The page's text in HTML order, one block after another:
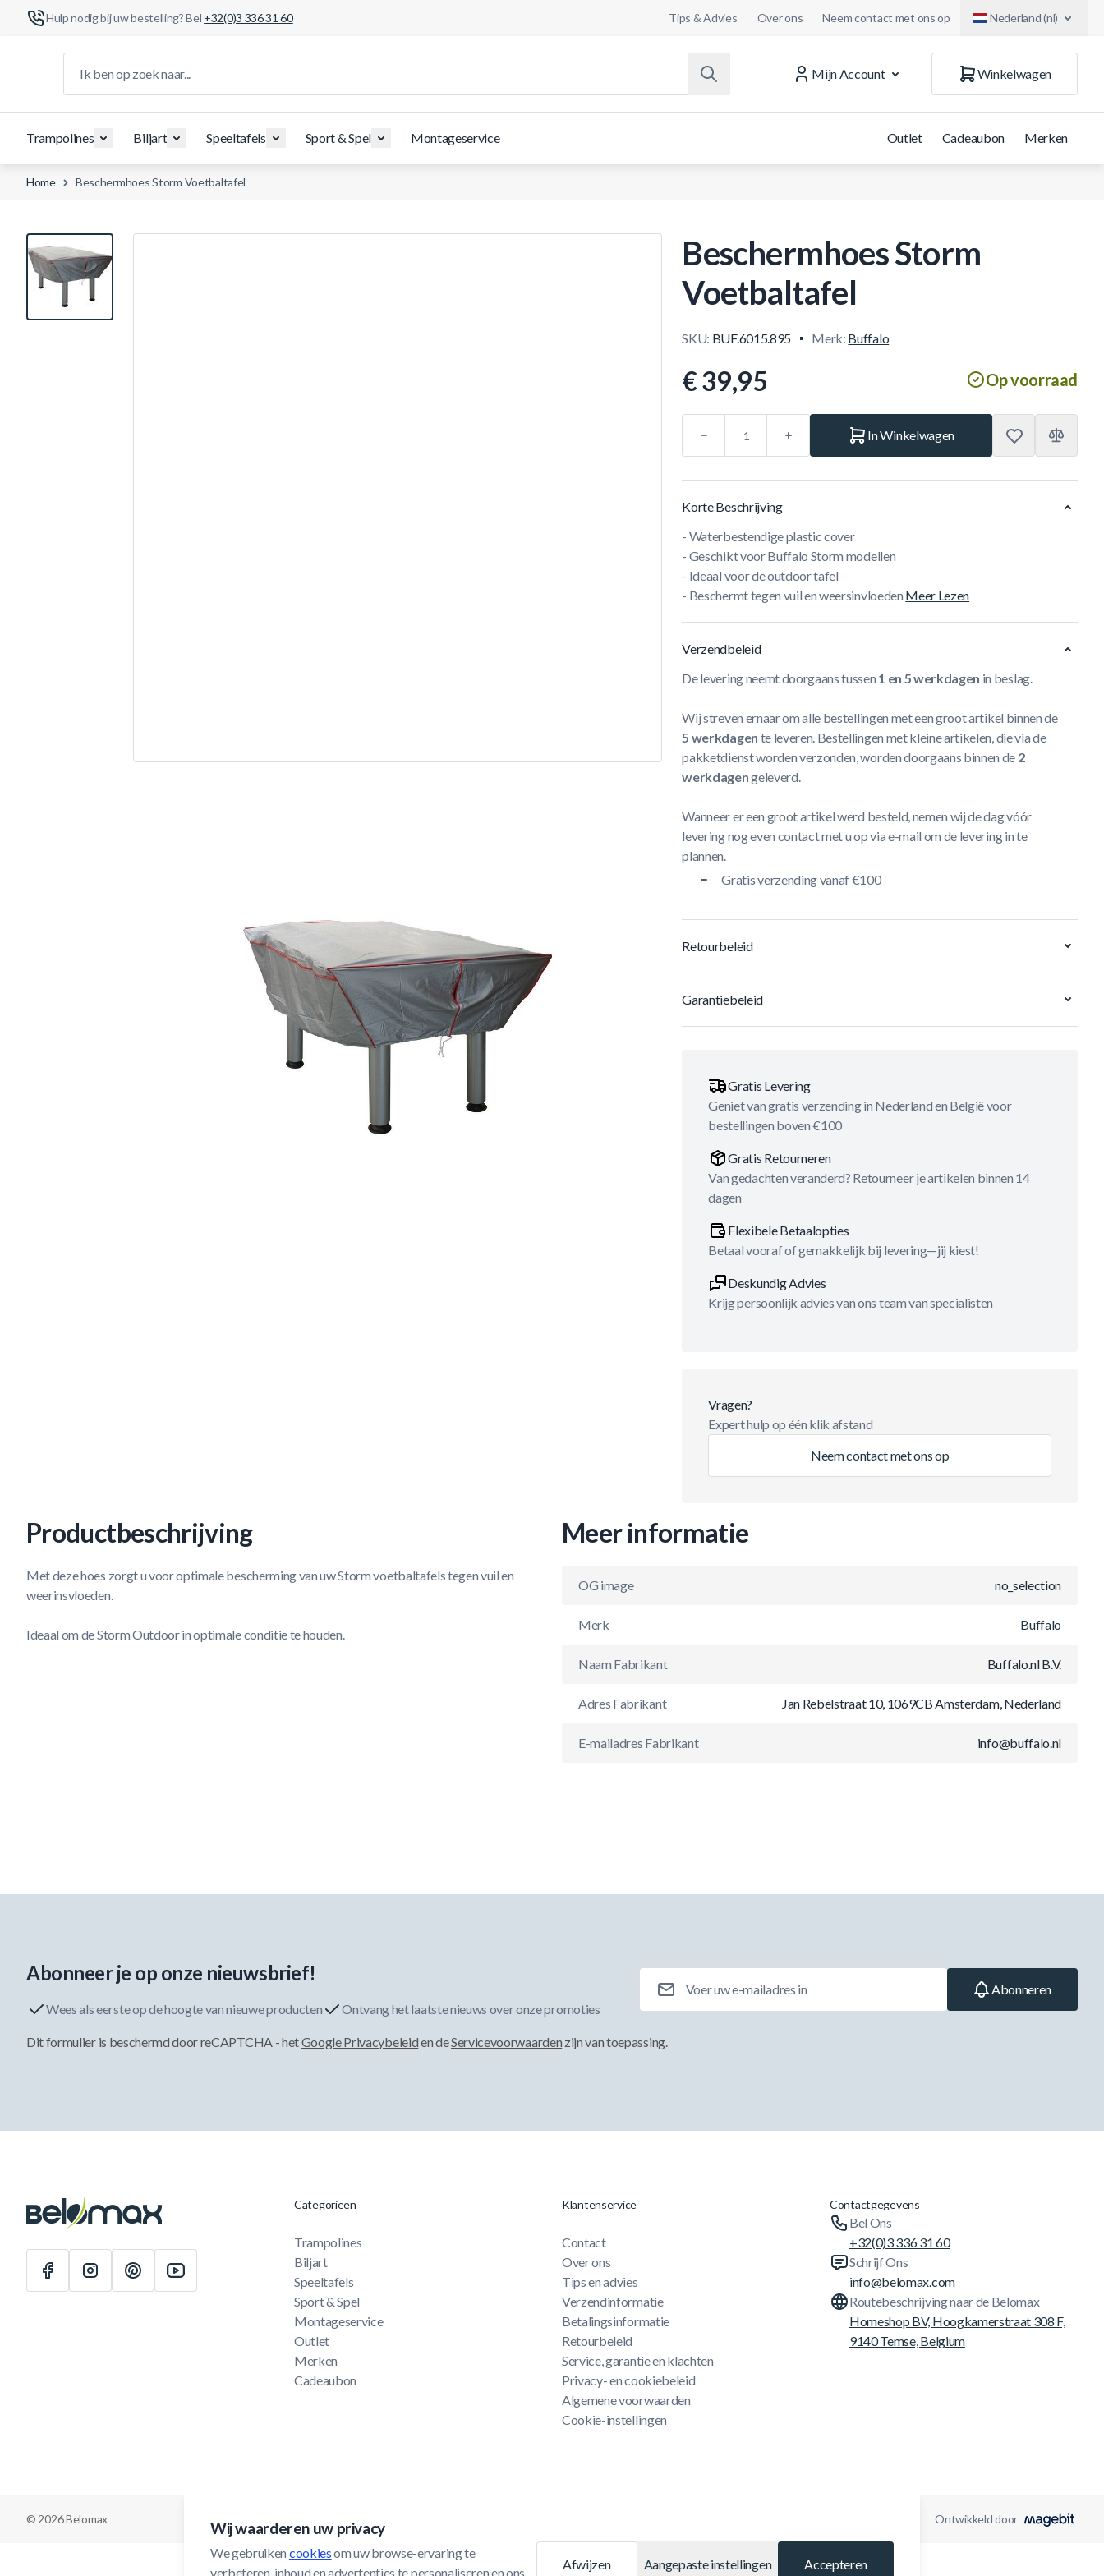
Hulp nodig bij uw bestelling? Bel +32(0)3 336 31 60 Tips & Advies Over ons Neem contact met ons op Nederland (nl)
Mijn Account
Winkelwagen
Trampolines Biljart Speeltafels Sport & Spel Montageservice Outlet Cadeaubon Merken
Home Beschermhoes Storm Voetbaltafel
View larger image
Beschermhoes Storm
Voetbaltafel
SKU: BUF.6015.895 Merk: Buffalo
€ 39,95 Op voorraad
In Winkelwagen
Korte Beschrijving
- Waterbestendige plastic cover
- Geschikt voor Buffalo Storm modellen
- Ideaal voor de outdoor tafel
- Beschermt tegen vuil en weersinvloeden Meer Lezen
Verzendbeleid
De levering neemt doorgaans tussen 1 en 5 werkdagen in beslag.
Wij streven ernaar om alle bestellingen met een groot artikel binnen de
5 werkdagen te leveren. Bestellingen met kleine artikelen, die via de
pakketdienst worden verzonden, worden doorgaans binnen de 2
werkdagengeleverd.
Wanneer er een groot artikel werd besteld, nemen wij de dag vóór
levering nog even contact met u op via e-mail om de levering in te
plannen.
Gratis verzending vanaf €100
Retourbeleid
Garantiebeleid
Gratis Levering
Geniet van gratis verzending in Nederland en België voor
bestellingen boven €100
Gratis Retourneren
Van gedachten veranderd? Retourneer je artikelen binnen 14
dagen
Flexibele Betaalopties
Betaal vooraf of gemakkelijk bij levering—jij kiest!
Deskundig Advies
Krijg persoonlijk advies van ons team van specialisten
Vragen?
Expert hulp op één klik afstand
Neem contact met ons op
Productbeschrijving
Met deze hoes zorgt u voor optimale bescherming van uw Storm voetbaltafels tegen vuil en
weerinsvloeden.
Ideaal om de Storm Outdoor in optimale conditie te houden.
Meer informatie
OG image no_selection
Merk Buffalo
Naam Fabrikant Buffalo.nl B.V.
Adres Fabrikant Jan Rebelstraat 10, 1069CB Amsterdam, Nederland
E-mailadres Fabrikant info@buffalo.nl
Wij waarderen uw privacy
We gebruiken cookies om uw browse-ervaring te
verbeteren, inhoud en advertenties te personaliseren en ons
Afwijzen Aangepaste instellingen Accepteren
Abonneer je op onze nieuwsbrief!
Wees als eerste op de hoogte van nieuwe producten Ontvang het laatste nieuws over onze promoties
Abonneren
Dit formulier is beschermd door reCAPTCHA - hetGoogle Privacybeleiden deServicevoorwaarden zijn van toepassing.
Categorieën
Trampolines
Biljart
Speeltafels
Sport & Spel
Montageservice
Outlet
Merken
Cadeaubon
Klantenservice
Contact
Over ons
Tips en advies
Verzendinformatie
Betalingsinformatie
Retourbeleid
Service, garantie en klachten
Privacy- en cookiebeleid
Algemene voorwaarden
Cookie-instellingen
Contactgegevens
Bel Ons
+32(0)3 336 31 60
Schrijf Ons
info@belomax.com
Routebeschrijving naar de Belomax
Homeshop BV, Hoogkamerstraat 308 F,
9140 Temse, Belgium
© 2026 Belomax Ontwikkeld door